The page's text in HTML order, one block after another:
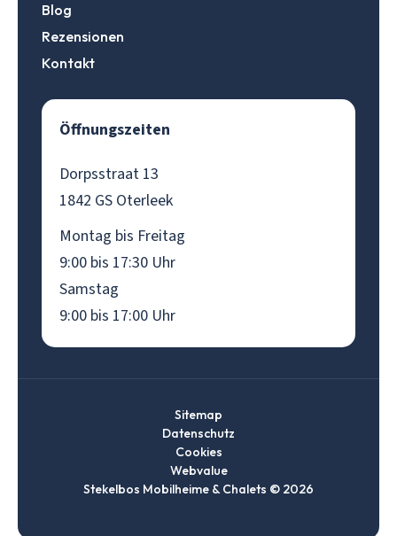
Blog
Rezensionen
Kontakt
Öffnungszeiten
Dorpsstraat 13
1842 GS Oterleek
Montag bis Freitag
9:00 bis 17:30 Uhr
Samstag
9:00 bis 17:00 Uhr
Stekelbos Mobilheime & Chalets © 2026
Sitemap
Datenschutz
Cookies
Webvalue